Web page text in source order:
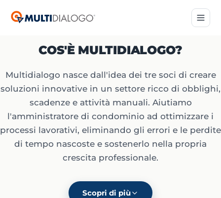
COS'È MULTIDIALOGO?
Multidialogo nasce dall'idea dei tre soci di creare
soluzioni innovative in un settore ricco di obblighi,
scadenze e attività manuali. Aiutiamo
l'amministratore di condominio ad ottimizzare i
processi lavorativi, eliminando gli errori e le perdite
di tempo nascoste e sostenerlo nella propria
crescita professionale.
Scopri di più